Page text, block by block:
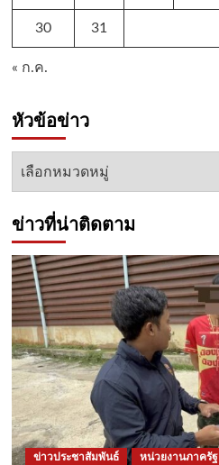
30 31
« ก.ค.
หัวข้อข่าว
หัวข้อ
ข่าวที่น่าติดตาม
ข่าวประชาสัมพันธ์ หน่วยงานภาครัฐ